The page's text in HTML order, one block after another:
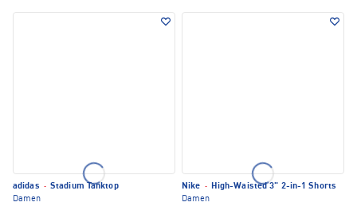
adidas · Stadium Tanktop
Damen
Nike · High-Waisted 3" 2-in-1 Shorts
Damen